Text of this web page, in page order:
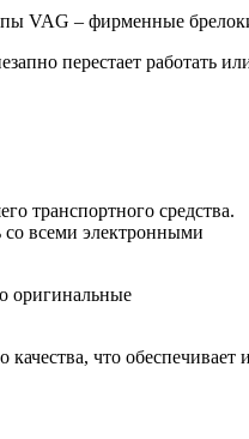
VAG – фирменные
перестает работать
транспортного средства.
всеми электронными
оригинальные
что обеспечивает